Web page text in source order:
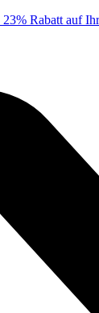
23% Rabatt auf